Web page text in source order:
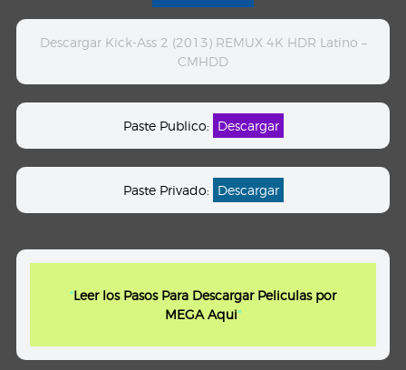
Descargar Kick-Ass 2 (2013) REMUX 4K HDR Latino –
CMHDD
Paste Publico: Descargar
Paste Privado: Descargar
"Leer los Pasos Para Descargar Peliculas por
MEGA Aqui"